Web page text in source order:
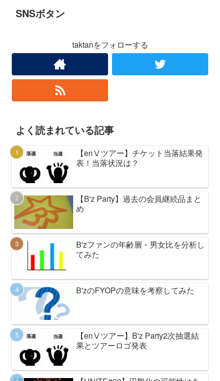
SNSボタン
taktanをフォローする
よく読まれている記事
【enⅤツアー】チケット当落結果発
表！当落状況は？
【B'z Party】過去の会員継続品まと
め
B'zファンの年齢層・男女比を分析し
てみた
B'zのFYOPの意味を考察してみた
【enⅤツアー】B'z Party2次抽選結
果とツアーロゴ発表